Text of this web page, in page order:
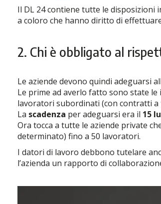
Il DL 24 contiene tutte le
a coloro che hanno diritto di
2. Chi è obbligato al
Le aziende devono quindi adeguarsi
Le prime ad averlo fatto sono state
lavoratori subordinati (con contratti
La scadenza per adeguarsi era il 15
Ora tocca a tutte le aziende private
determinato) fino a 50 lavoratori.
I datori di lavoro debbono tutelare
l’azienda un rapporto di